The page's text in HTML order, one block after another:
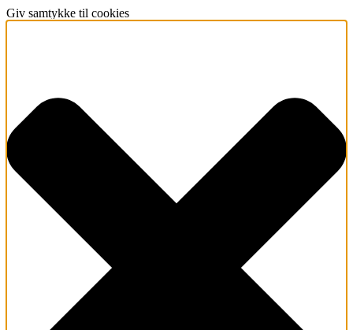
Giv samtykke til cookies